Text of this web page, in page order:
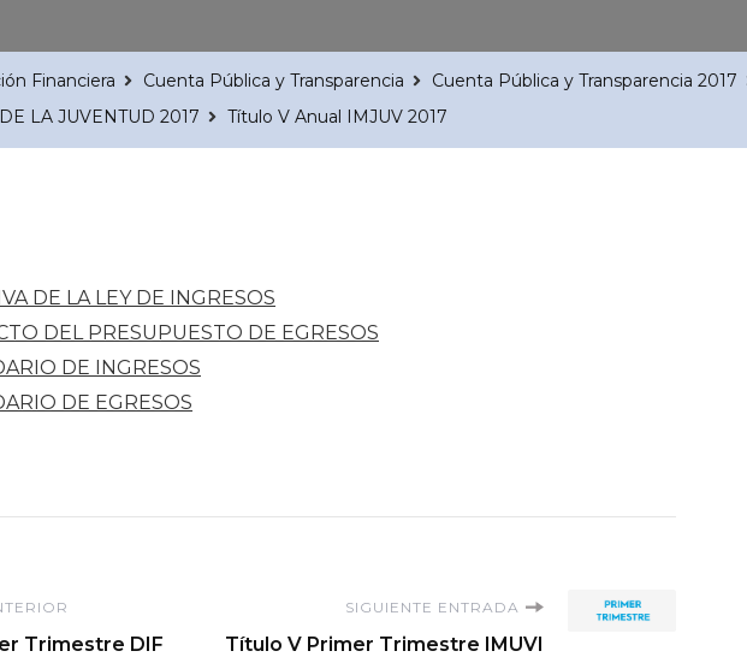
Financiera Cuenta Pública y Transparencia Cuenta Pública y Transparencia 2017
LA JUVENTUD 2017
Título V Anual IMJUV 2017
DE LA LEY DE INGRESOS
DEL PRESUPUESTO DE EGRESOS
DE INGRESOS
DE EGRESOS
Trimestre DIF
SIGUIENTE ENTRADA
Título V Primer Trimestre IMUVI